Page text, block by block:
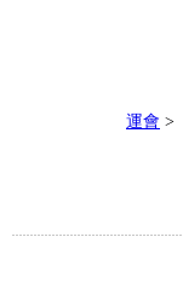
運會 >